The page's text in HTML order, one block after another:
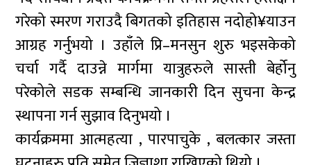
गरेको स्मरण गराउदै बिगतको इतिहास नदोहो¥याउन
आग्रह गर्नुभयो । उहाँले प्रि–मनसुन शुरु भइसकेको
चर्चा गर्दै दाउन्ने मार्गमा यात्रुहरुले सास्ती बेर्होनु
परेकोले सडक सम्बन्धि जानकारी दिन सुचना केन्द्र
स्थापना गर्न सुझाव दिनुभयो ।
कार्यक्रममा आत्महत्या , पारपाचुके , बलत्कार जस्ता